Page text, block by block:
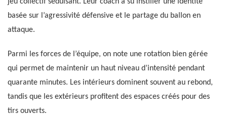
jeu collectif séduisant. Leur coach a su instiller une identité
basée sur l’agressivité défensive et le partage du ballon en
attaque.
Parmi les forces de l’équipe, on note une rotation bien gérée
qui permet de maintenir un haut niveau d’intensité pendant
quarante minutes. Les intérieurs dominent souvent au rebond,
tandis que les extérieurs profitent des espaces créés pour des
tirs ouverts.